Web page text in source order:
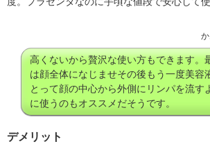
高くないから贅沢な使い方もできます。
は顔全体になじませその後もう一度美容
とって顔の中心から外側にリンパを流す
に使うのもオススメだそうです。
デメリット